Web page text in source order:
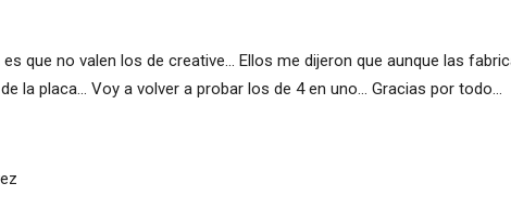
es que no valen los de creative... Ellos me dijeron que aunque las
la placa... Voy a volver a probar los de 4 en uno... Gracias por todo...